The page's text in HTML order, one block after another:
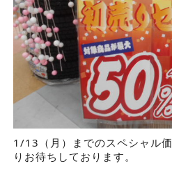
1/13（月）までのスペシャル
りお待ちしております。